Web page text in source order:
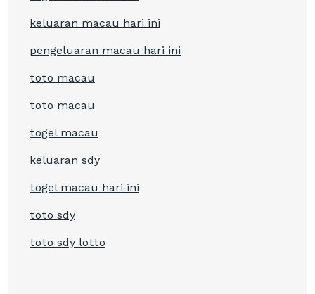
keluaran macau hari ini
pengeluaran macau hari ini
toto macau
toto macau
togel macau
keluaran sdy
togel macau hari ini
toto sdy
toto sdy lotto